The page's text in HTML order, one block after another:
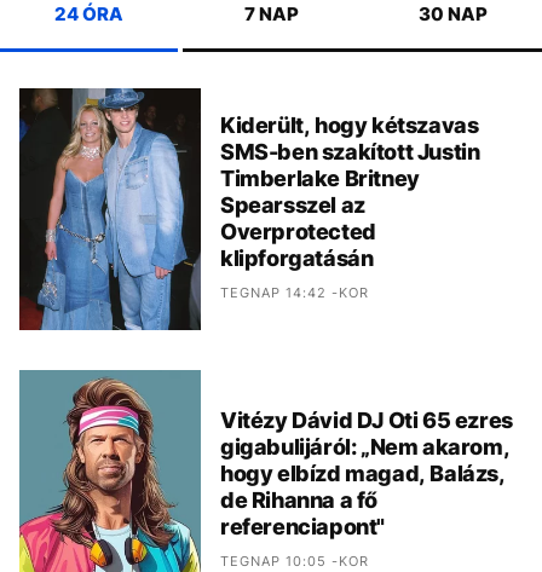
24 ÓRA 7 NAP 30 NAP
Kiderült, hogy kétszavas
SMS-ben szakított Justin
Timberlake Britney
Spearsszel az
Overprotected
klipforgatásán
TEGNAP 14:42 -KOR
Vitézy Dávid DJ Oti 65 ezres
gigabulijáról: „Nem akarom,
hogy elbízd magad, Balázs,
de Rihanna a fő
referenciapont"
TEGNAP 10:05 -KOR